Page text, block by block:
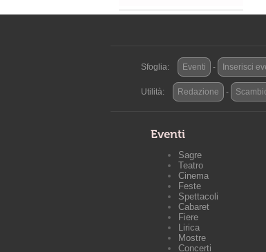
Sfoglia: Eventi - Inserisci
Utilità: Redazione -
Eventi
Sagre
Teatro
Cinema
Feste
Spettacoli
Cabaret
Fiere
Lirica
Mostre
Concerti